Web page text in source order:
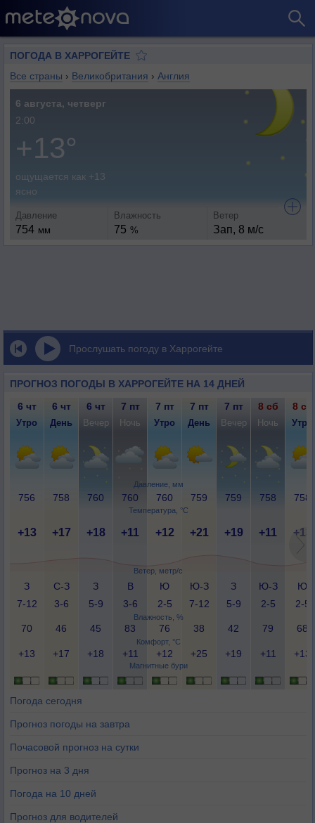
ПОГОДА В ХАРРОГЕЙТЕ
Все страны › Великобритания › Англия
6 августа, четверг
2:00
+13°
ощущается как +13
ясно
Давление
754 мм
Влажность
75 %
Ветер
Зап, 8 м/с
Прослушать погоду в Харрогейте
ПРОГНОЗ ПОГОДЫ В ХАРРОГЕЙТЕ НА 14 ДНЕЙ
Давление, мм
Температура, °C
Ветер, метр/с
Влажность, %
Комфорт, °C
Магнитные бури
6 чт 6 чт 6 чт 7 пт 7 пт 7 пт 7 пт 8 сб 8 сб
Утро День Вечер Ночь Утро День Вечер Ночь Утро
756 758 760 760 760 759 759 758 758
+13 +17 +18 +11 +12 +21 +19 +11 +13
З
7-12
С-З
3-6
З
5-9
В
3-6
Ю
2-5
Ю-З
7-12
З
5-9
Ю-З
2-5
Ю
2-5
70 46 45 83 76 38 42 79 68
+13 +17 +18 +11 +12 +25 +19 +11 +13
Погода сегодня
Прогноз погоды на завтра
Почасовой прогноз на сутки
Прогноз на 3 дня
Погода на 10 дней
Прогноз для водителей